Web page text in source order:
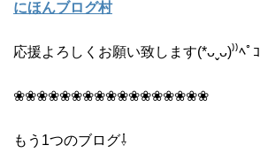
にほんブログ村
応援よろしくお願い致します(*ᴗˬᴗ)⁾⁾ﾍﾟｺ
❀❀❀❀❀❀❀❀❀❀❀❀❀❀❀❀❀
もう1つのブログ⇩